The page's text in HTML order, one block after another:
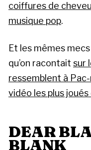
coiffures de
musique pop.
Et les mêmes
qu’on racontait sur
ressemblent à
vidéo les plus
DEAR
BLANK